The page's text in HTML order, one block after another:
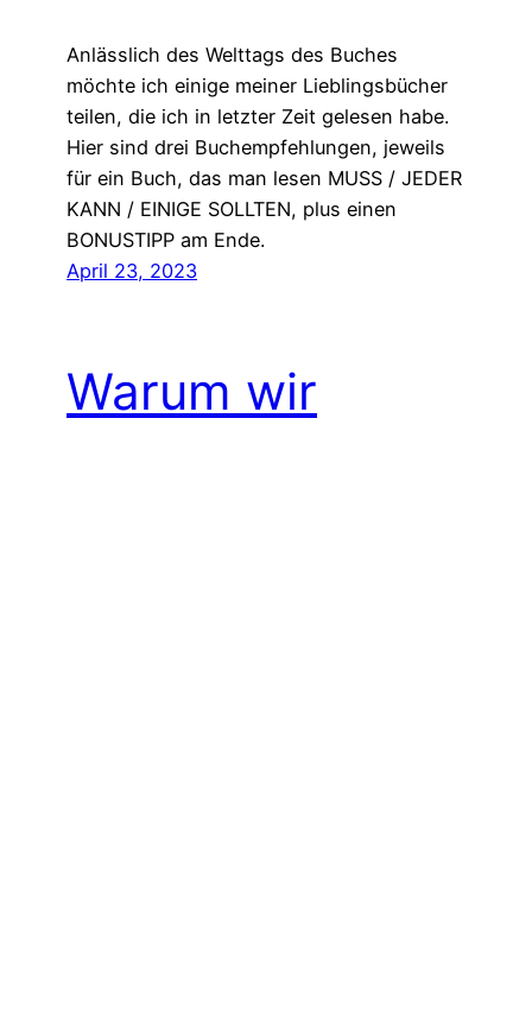
Anlässlich des Welttags des Buches
möchte ich einige meiner Lieblingsbücher
teilen, die ich in letzter Zeit gelesen habe.
Hier sind drei Buchempfehlungen, jeweils
für ein Buch, das man lesen MUSS / JEDER
KANN / EINIGE SOLLTEN, plus einen
BONUSTIPP am Ende.
April 23, 2023
Warum wir